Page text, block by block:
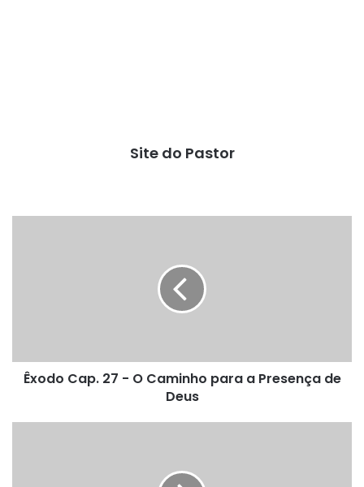
Site do Pastor
Presença
Êxodo Cap. 27 - O Caminho para a Presença de
Deus